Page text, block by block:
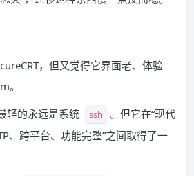
，但又觉得它界面老、体验
。
轻的永远是系统
ssh
。但它在“现代
、跨平台、功能完整”之间取得了一